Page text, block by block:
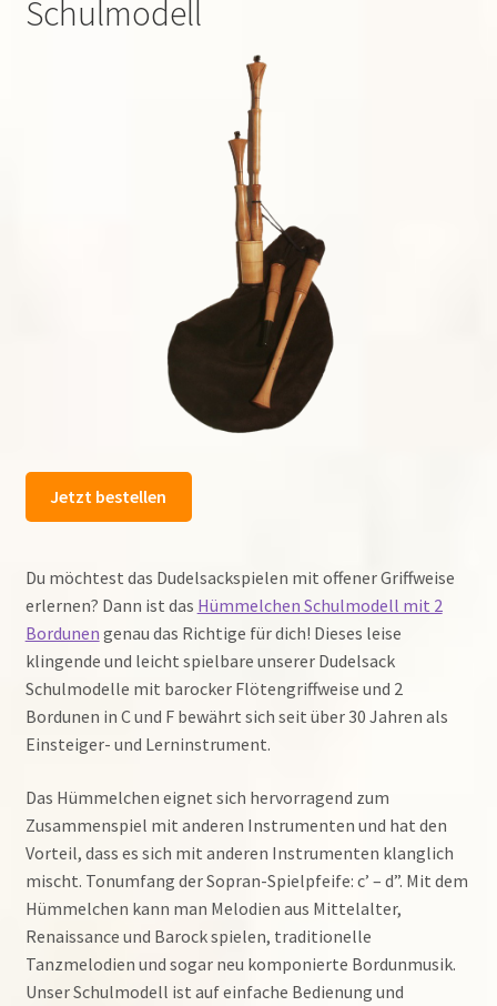
Schulmodell
Jetzt bestellen
Du möchtest das Dudelsackspielen mit offener Griffweise
erlernen? Dann ist das Hümmelchen Schulmodell mit 2
Bordunen genau das Richtige für dich! Dieses leise
klingende und leicht spielbare unserer Dudelsack
Schulmodelle mit barocker Flötengriffweise und 2
Bordunen in C und F bewährt sich seit über 30 Jahren als
Einsteiger- und Lerninstrument.
Das Hümmelchen eignet sich hervorragend zum
Zusammenspiel mit anderen Instrumenten und hat den
Vorteil, dass es sich mit anderen Instrumenten klanglich
mischt. Tonumfang der Sopran-Spielpfeife: c’ – d”. Mit dem
Hümmelchen kann man Melodien aus Mittelalter,
Renaissance und Barock spielen, traditionelle
Tanzmelodien und sogar neu komponierte Bordunmusik.
Unser Schulmodell ist auf einfache Bedienung und